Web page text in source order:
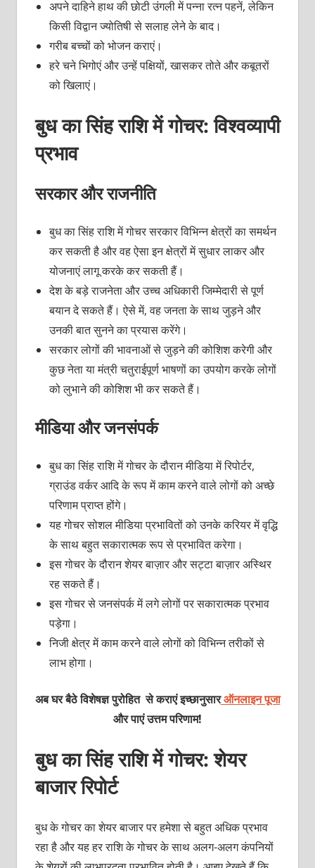
अपने दाहिने हाथ की छोटी उंगली में पन्ना रत्न पहनें, लेकिन
किसी विद्वान ज्योतिषी से सलाह लेने के बाद।
गरीब बच्चों को भोजन कराएं।
हरे चने भिगोएं और उन्हें पक्षियों, खासकर तोते और कबूतरों
को खिलाएं।
बुध का सिंह राशि में गोचर: विश्वव्यापी
प्रभाव
सरकार और राजनीति
बुध का सिंह राशि में गोचर सरकार विभिन्न क्षेत्रों का समर्थन
कर सकती है और वह ऐसा इन क्षेत्रों में सुधार लाकर और
योजनाएं लागू करके कर सकती हैं।
देश के बड़े राजनेता और उच्च अधिकारी जिम्मेदारी से पूर्ण
बयान दे सकते हैं। ऐसे में, वह जनता के साथ जुड़ने और
उनकी बात सुनने का प्रयास करेंगे।
सरकार लोगों की भावनाओं से जुड़ने की कोशिश करेगी और
कुछ नेता या मंत्री चतुराईपूर्ण भाषणों का उपयोग करके लोगों
को लुभाने की कोशिश भी कर सकते हैं।
मीडिया और जनसंपर्क
बुध का सिंह राशि में गोचर के दौरान मीडिया में रिपोर्टर,
ग्राउंड वर्कर आदि के रूप में काम करने वाले लोगों को अच्छे
परिणाम प्राप्त होंगे।
यह गोचर सोशल मीडिया प्रभावितों को उनके करियर में वृद्धि
के साथ बहुत सकारात्मक रूप से प्रभावित करेगा।
इस गोचर के दौरान शेयर बाज़ार और सट्टा बाज़ार अस्थिर
रह सकते हैं।
इस गोचर से जनसंपर्क में लगे लोगों पर सकारात्मक प्रभाव
पड़ेगा।
निजी क्षेत्र में काम करने वाले लोगों को विभिन्न तरीकों से
लाभ होगा।
अब घर बैठे विशेषज्ञ पुरोहित से कराएं इच्छानुसारऑनलाइन पूजा
और पाएं उत्तम परिणाम!
बुध का सिंह राशि में गोचर: शेयर
बाजार रिपोर्ट
बुध के गोचर का शेयर बाजार पर हमेशा से बहुत अधिक प्रभाव
रहा है और यह हर राशि के गोचर के साथ अलग-अलग कंपनियों